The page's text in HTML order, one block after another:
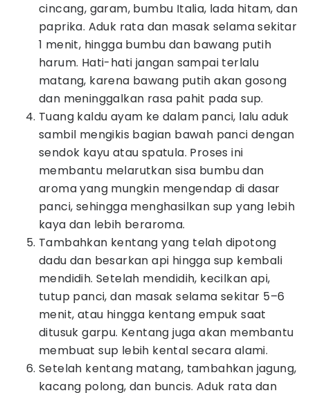
cincang, garam, bumbu Italia, lada hitam, dan
paprika. Aduk rata dan masak selama sekitar
1 menit, hingga bumbu dan bawang putih
harum. Hati-hati jangan sampai terlalu
matang, karena bawang putih akan gosong
dan meninggalkan rasa pahit pada sup.
Tuang kaldu ayam ke dalam panci, lalu aduk
sambil mengikis bagian bawah panci dengan
sendok kayu atau spatula. Proses ini
membantu melarutkan sisa bumbu dan
aroma yang mungkin mengendap di dasar
panci, sehingga menghasilkan sup yang lebih
kaya dan lebih beraroma.
Tambahkan kentang yang telah dipotong
dadu dan besarkan api hingga sup kembali
mendidih. Setelah mendidih, kecilkan api,
tutup panci, dan masak selama sekitar 5–6
menit, atau hingga kentang empuk saat
ditusuk garpu. Kentang juga akan membantu
membuat sup lebih kental secara alami.
Setelah kentang matang, tambahkan jagung,
kacang polong, dan buncis. Aduk rata dan